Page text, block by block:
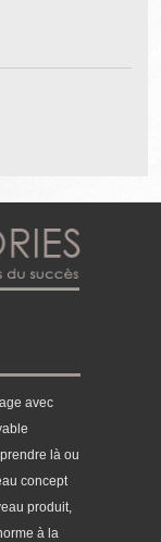
avec
là ou
concept
produit,
à la